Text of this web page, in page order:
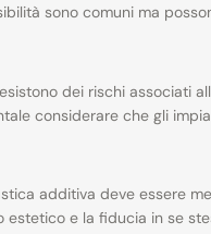
sono comuni ma
dei rischi associati
considerare che gli
additiva deve essere
estetico e la fiducia in se